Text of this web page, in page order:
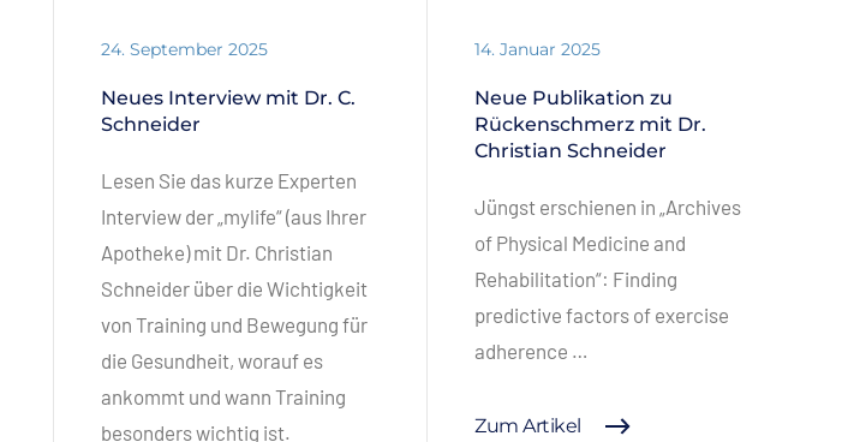
24. September 2025
Neues Interview mit Dr. C.
Schneider
Lesen Sie das kurze Experten
Interview der „mylife“ (aus Ihrer
Apotheke) mit Dr. Christian
Schneider über die Wichtigkeit
von Training und Bewegung für
die Gesundheit, worauf es
ankommt und wann Training
besonders wichtig ist.
14. Januar 2025
Neue Publikation zu
Rückenschmerz mit Dr.
Christian Schneider
Jüngst erschienen in „Archives
of Physical Medicine and
Rehabilitation“: Finding
predictive factors of exercise
adherence …
Zum Artikel